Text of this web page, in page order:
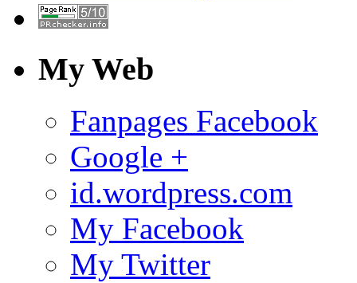
My Web
Fanpages Facebook
Google +
id.wordpress.com
My Facebook
My Twitter